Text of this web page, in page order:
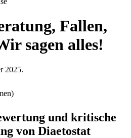
Fallen,
sagen alles!
2025.
und kritische
von Diaetostat